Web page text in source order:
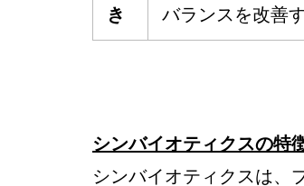
き
バランスを改善す
シンバイオティクスの特
シンバイオティクスは、